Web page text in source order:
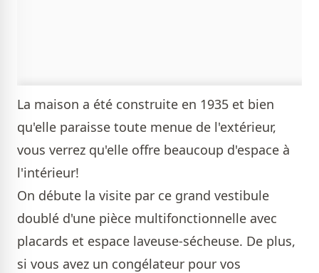
La maison a été construite en 1935 et bien
qu'elle paraisse toute menue de l'extérieur,
vous verrez qu'elle offre beaucoup d'espace à
l'intérieur!
On débute la visite par ce grand vestibule
doublé d'une pièce multifonctionnelle avec
placards et espace laveuse-sécheuse. De plus,
si vous avez un congélateur pour vos